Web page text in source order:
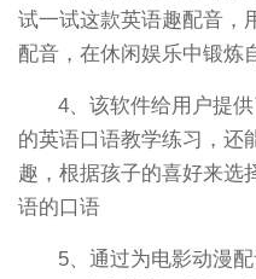
试一试这款英语趣配音，
配音，在休闲娱乐中锻炼
4、该软件给用户提
的英语口语教学练习，还
趣，根据孩子的喜好来选
语的口语
5、通过为电影动漫